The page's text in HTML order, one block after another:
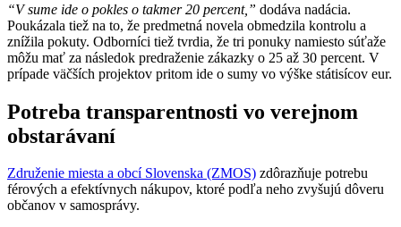
“V sume ide o pokles o takmer 20 percent,” dodáva nadácia.
Poukázala tiež na to, že predmetná novela obmedzila kontrolu a
znížila pokuty. Odborníci tiež tvrdia, že tri ponuky namiesto súťaže
môžu mať za následok predraženie zákazky o 25 až 30 percent. V
prípade väčších projektov pritom ide o sumy vo výške státisícov eur.
Potreba transparentnosti vo verejnom
obstarávaní
Združenie miesta a obcí Slovenska (ZMOS) zdôrazňuje potrebu
férových a efektívnych nákupov, ktoré podľa neho zvyšujú dôveru
občanov v samosprávy.